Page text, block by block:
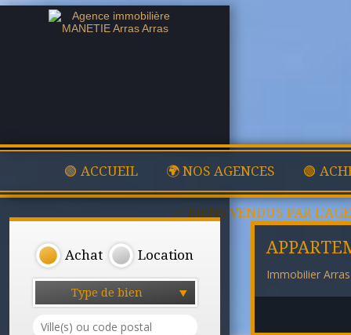
🟢 ACCUEIL 🌍 NOS AGENCES 🟢
✅ BIENS VENDUS PAR
Achat Location
Type de bien
Immobilier Arras